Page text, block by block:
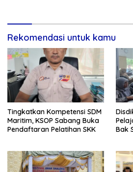
Rekomendasi untuk kamu
Tingkatkan Kompetensi SDM
Maritim, KSOP Sabang Buka
Pendaftaran Pelatihan SKK
Bak